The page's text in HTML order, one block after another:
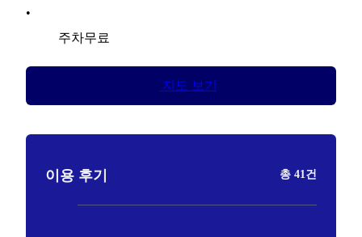
•
주차무료
지도 보기
이용 후기 총 41건